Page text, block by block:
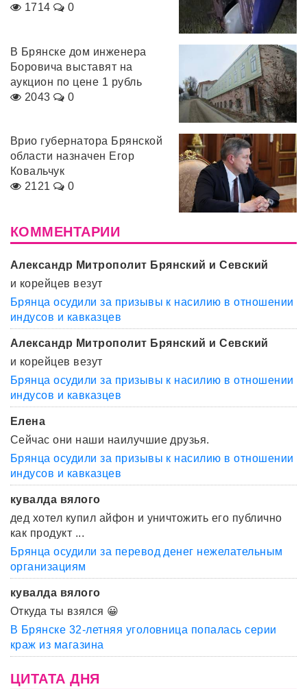
1714 0
В Брянске дом инженера
Боровича выставят на
аукцион по цене 1 рубль
2043
0
Врио губернатора Брянской
области назначен Егор
Ковальчук
2121
0
КОММЕНТАРИИ
Александр Митрополит Брянский и Севский
и корейцев везут
Брянца осудили за призывы к насилию в отношении
индусов и кавказцев
Александр Митрополит Брянский и Севский
и корейцев везут
Брянца осудили за призывы к насилию в отношении
индусов и кавказцев
Елена
Сейчас они наши наилучшие друзья.
Брянца осудили за призывы к насилию в отношении
индусов и кавказцев
кувалда вялого
дед хотел купил айфон и уничтожить его публично
как продукт ...
Брянца осудили за перевод денег нежелательным
организациям
кувалда вялого
Откуда ты взялся 😀
В Брянске 32-летняя уголовница попалась серии
краж из магазина
ЦИТАТА ДНЯ